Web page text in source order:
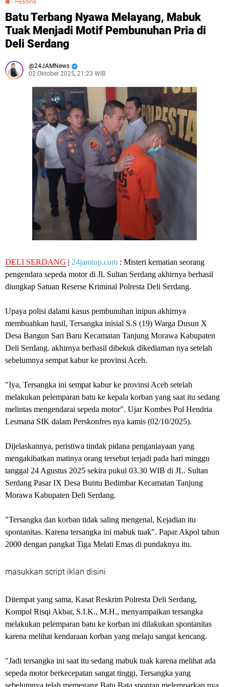
› Headline
Batu Terbang Nyawa Melayang, Mabuk
Tuak Menjadi Motif Pembunuhan Pria di
Deli Serdang
24JAMNews
02 Oktober 2025, 21:23 WIB
DELI SERDANG | 24jamtop.com : Misteri kematian seorang
pengendara sepeda motor di Jl. Sultan Serdang akhirnya berhasil
diungkap Satuan Reserse Kriminal Polresta Deli Serdang.
Upaya polisi dalami kasus pembunuhan inipun akhirnya
membuahkan hasil, Tersangka inisial S.S (19) Warga Dusun X
Desa Bangun Sari Baru Kecamatan Tanjung Morawa Kabupaten
Deli Serdang. akhirnya berhasil dibekuk dikediaman nya setelah
sebelumnya sempat kabur ke provinsi Aceh.
"Iya, Tersangka ini sempat kabur ke provinsi Aceh setelah
melakukan pelemparan batu ke kepala korban yang saat itu sedang
melintas mengendarai sepeda motor". Ujar Kombes Pol Hendria
Lesmana SIK dalam Perskonfres nya kamis (02/10/2025).
Dijelaskannya, peristiwa tindak pidana penganiayaan yang
mengakibatkan matinya orang tersebut terjadi pada hari minggu
tanggal 24 Agustus 2025 sekira pukul 03.30 WIB di JL. Sultan
Serdang Pasar IX Desa Buntu Bedimbar Kecamatan Tanjung
Morawa Kabupaten Deli Serdang.
"Tersangka dan korban tidak saling mengenal, Kejadian itu
spontanitas. Karena tersangka ini mabuk tuak". Papar Akpol tahun
2000 dengan pangkat Tiga Melati Emas di pundaknya itu.
masukkan script iklan disini
Ditempat yang sama, Kasat Reskrim Polresta Deli Serdang,
Kompol Risqi Akbar, S.I.K., M.H., menyampaikan tersangka
melakukan pelemparan batu ke korban ini dilakukan spontanitas
karena melihat kendaraan korban yang melaju sangat kencang.
"Jadi tersangka ini saat itu sedang mabuk tuak karena melihat ada
sepeda motor berkecepatan sangat tinggi, Tersangka yang
sebelumnya telah memegang Batu Bata spontan melemparkan nya